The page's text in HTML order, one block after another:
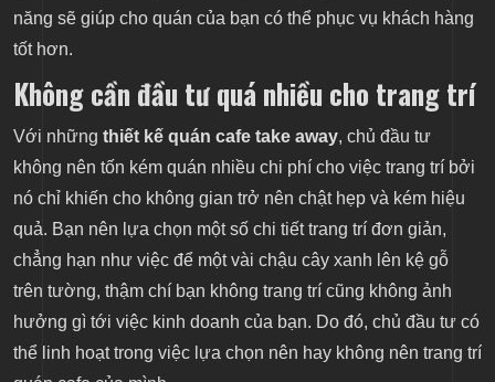
năng sẽ giúp cho quán của bạn có thể phục vụ khách hàng
tốt hơn.
Không cần đầu tư quá nhiều cho trang trí
Với những thiết kế quán cafe take away, chủ đầu tư
không nên tốn kém quán nhiều chi phí cho việc trang trí bởi
nó chỉ khiến cho không gian trở nên chật hẹp và kém hiệu
quả. Bạn nên lựa chọn một số chi tiết trang trí đơn giản,
chẳng hạn như việc để một vài chậu cây xanh lên kệ gỗ
trên tường, thậm chí bạn không trang trí cũng không ảnh
hưởng gì tới việc kinh doanh của bạn. Do đó, chủ đầu tư có
thể linh hoạt trong việc lựa chọn nên hay không nên trang trí